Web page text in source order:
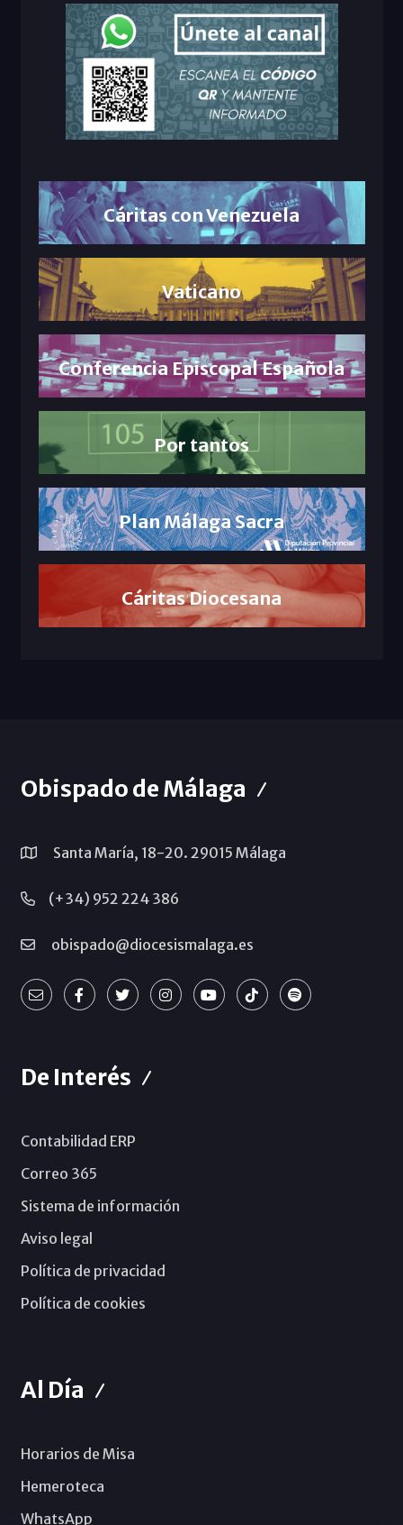
Cáritas con Venezuela
Vaticano
Conferencia Episcopal Española
Por tantos
Plan Málaga Sacra
Cáritas Diocesana
Obispado de Málaga
Santa María, 18-20. 29015 Málaga
(+34) 952 224 386
obispado@diocesismalaga.es
De Interés
Contabilidad ERP
Correo 365
Sistema de información
Aviso legal
Política de privacidad
Política de cookies
Al Día
Horarios de Misa
Hemeroteca
WhatsApp